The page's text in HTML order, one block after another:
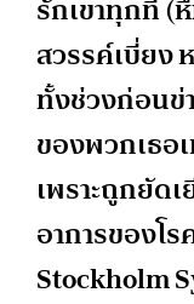
รักเขาทุกที (
สวรรค์เบี่ยง
ทั้งช่วงก่อนข่
ของพวกเธอ
เพราะถูกยัด
อาการของโ
Stockholm